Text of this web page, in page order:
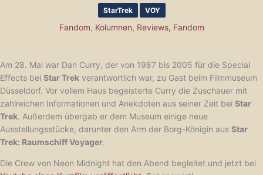
StarTrek VOY
Fandom, Kolumnen, Reviews, Fandom
Am 28. Mai war Dan Curry, der von 1987 bis 2005 für die Special
Effects bei Star Trek verantwortlich war, zu Gast beim Filmmuseum
Düsseldorf. Vor vollem Haus begeisterte Curry die Zuschauer mit
zahlreichen Informationen und Anekdoten aus seiner Zeit bei Star
Trek. Außerdem übergab er dem Museum einige neue
Ausstellungsstücke, darunter den Arm der Borg-Königin aus Star
Trek: Raumschiff Voyager.
Die Crew von Neon Midnight hat den Abend begleitet und jetzt bei